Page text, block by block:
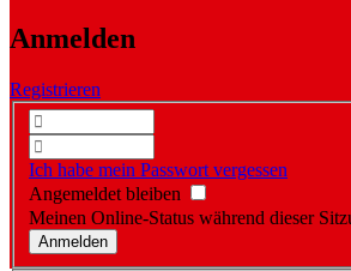
Anmelden
Registrieren
Ich habe mein Passwort vergessen
Angemeldet bleiben
Meinen Online-Status während dieser